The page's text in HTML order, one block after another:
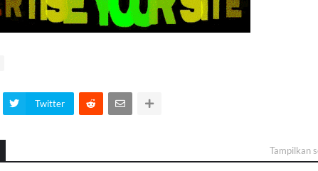
Twitter
Tampilkan